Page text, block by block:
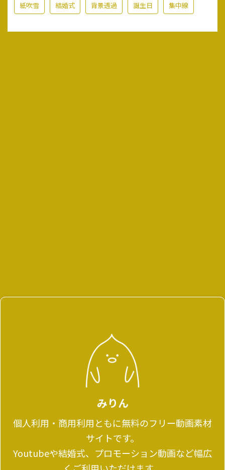
紙吹雪 結婚式 背景透過 誕生日 集中線
みりん
個人利用・商用利用ともに無料のフリー動画素材
サイトです。
Youtubeや結婚式、プロモーション動画など幅広